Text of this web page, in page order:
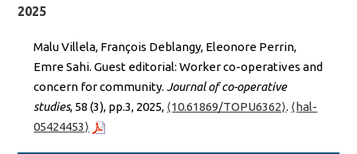
2025
Malu Villela, François Deblangy, Eleonore Perrin,
Emre Sahi. Guest editorial: Worker co-operatives and
concern for community.Journal of co-operative
studies, 58 (3), pp.3, 2025, ⟨10.61869/TOPU6362⟩. ⟨hal-
05424453⟩